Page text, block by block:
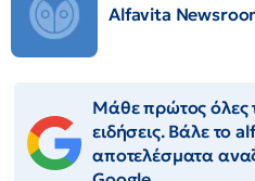
Alfavita
Μάθε πρώτος όλες
ειδήσεις. Βάλε το
αποτελέσματα